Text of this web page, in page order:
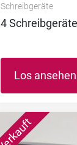
Schreibgeräte
4
Los ansehen